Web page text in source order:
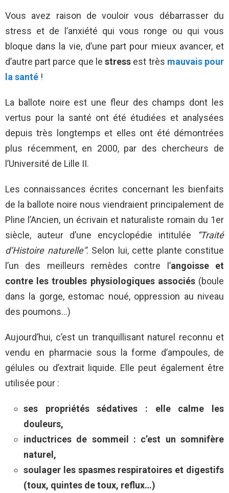
Vous avez raison de vouloir vous débarrasser du
stress et de l’anxiété qui vous ronge ou qui vous
bloque dans la vie, d’une part pour mieux avancer, et
d’autre part parce que lestress est très mauvais pour
la santé !
La ballote noire est une fleur des champs dont les
vertus pour la santé ont été étudiées et analysées
depuis très longtemps et elles ont été démontrées
plus récemment, en 2000, par des chercheurs de
l’Université de Lille II.
Les connaissances écrites concernant les bienfaits
de la ballote noire nous viendraient principalement de
Pline l’Ancien, un écrivain et naturaliste romain du 1er
siècle, auteur d’une encyclopédie intitulée
“Traité
d’Histoire naturelle”. Selon lui, cette plante constitue
l’un des meilleurs remèdes contre l’angoisse et
contre les troubles physiologiques associés(boule
dans la gorge, estomac noué, oppression au niveau
des poumons…)
Aujourd’hui, c’est un tranquillisant naturel reconnu et
vendu en pharmacie sous la forme d’ampoules, de
gélules ou d’extrait liquide. Elle peut également être
utilisée pour :
ses propriétés sédatives : elle calme les
douleurs,
inductrices de sommeil : c’est un somnifère
naturel,
soulager les spasmes respiratoires et digestifs
(toux, quintes de toux, reflux…)